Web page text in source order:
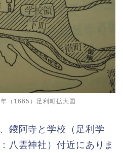
（1665）足利町拡大図
鑁阿寺と学校（足利学
八雲神社）付近にありま